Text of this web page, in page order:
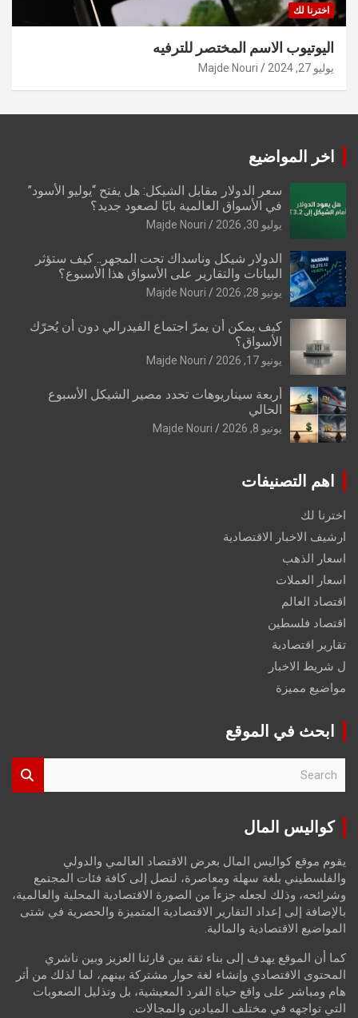
اخترنا لك
اليوتيوب الاسم المختصر للترفيه
يوليو 27, 2024 Majde Nouri
اخر المواضيع
سعر الدولار مقابل الشيكل: هل يفتح “يوليو الأسود”
في الأسواق العالمية بابًا لصعود جديد؟
يوليو 30, 2026 Majde Nouri
الدولار شيكل وناسداك تحت المجهر.. كيف ستؤثر
البيانات والتقارير على الأسواق هذا الأسبوع؟
يونيو 28, 2026 Majde Nouri
كيف يمكن أن يمرّ اجتماع الفيدرالي دون أن يُحرّك
الأسواق؟
يونيو 17, 2026 Majde Nouri
أربعة سيناريوهات تحدد مصير الشيكل الأسبوع
الحالي
يونيو 8, 2026 Majde Nouri
اهم التصنيفات
اخترنا لك
ارشيف الاخبار الاقتصادية
اسعار الذهب
اسعار العملات
اقتصاد العالم
اقتصاد فلسطين
تقارير اقتصادية
ل شريط الاخبار
مواضيع مميزة
ابحث في الموقع
r
كواليس المال
يقوم موقع كواليس المال بعرض الاقتصاد العالمي والدولي
والفلسطيني بلغة سهلة ومعاصرة، لتصل إلى كافة فئات المجتمع
وشرائحه، وذلك لجعله جزءاً من الصورة الاقتصادية المحلية والعالمية،
بالإضافة إلى إعداد التقارير الاقتصادية المتميزة والحصرية في شتى
المواضيع الاقتصادية والمالية.
كما أن الموقع يهدف إلى بناء ثقة بين قارئنا العزيز وبين ناشري
المحتوى الاقتصادي وإنشاء لغة حوار مشتركة بينهم، لما لذلك من أثر
هام ومباشر على واقع حياة الفرد المعيشية، بل وتذليل الصعوبات
التي تواجهه في مختلف الميادين والمجالات.